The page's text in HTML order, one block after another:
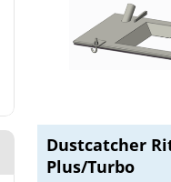
Dustcatcher
Plus/Turbo